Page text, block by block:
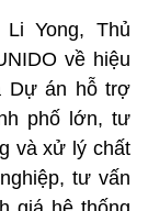
Yong, Thủ
về hiệu
Dự án hỗ trợ
phố lớn, tư
và xử lý chất
tư vấn